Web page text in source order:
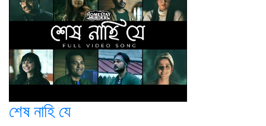
শেষ নাহি যে